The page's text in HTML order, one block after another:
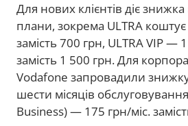
Для нових клієнтів діє
плани, зокрема ULTRA
замість 700 грн, ULTRA VIP —
замість 1 500 грн. Для
Vodafone запровадили
шести місяців
Business) — 175 грн/міс.